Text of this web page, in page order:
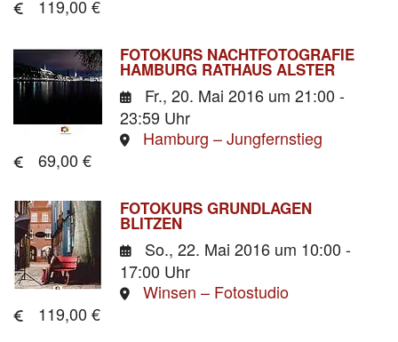
119,00 €
FOTOKURS NACHTFOTOGRAFIE
HAMBURG RATHAUS ALSTER
Fr., 20. Mai 2016 um 21:00 -
23:59 Uhr
Hamburg – Jungfernstieg
69,00 €
FOTOKURS GRUNDLAGEN
BLITZEN
So., 22. Mai 2016 um 10:00 -
17:00 Uhr
Winsen – Fotostudio
119,00 €